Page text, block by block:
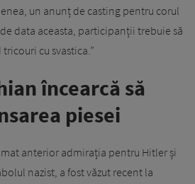
un anunț de casting pentru corul
data aceasta, participanții trebuie să
cu svastica.”
încearcă să
piesei
anterior admirația pentru Hitler și
nazist, a fost văzut recent la